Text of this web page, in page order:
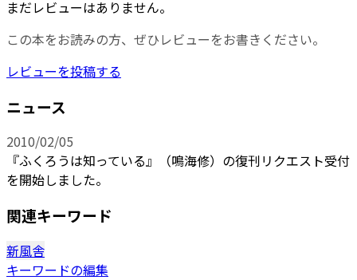
まだレビューはありません。
この本をお読みの方、ぜひレビューをお書きください。
レビューを投稿する
ニュース
2010/02/05
『ふくろうは知っている』（鳴海修）の復刊リクエスト受付
を開始しました。
関連キーワード
新風舎
キーワードの編集